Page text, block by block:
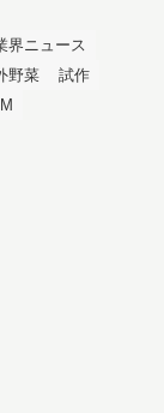
界ニュース
野菜
試作